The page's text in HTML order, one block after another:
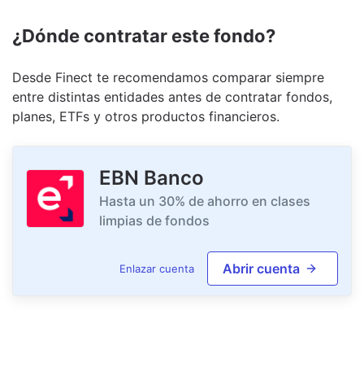
¿Dónde contratar este fondo?
Desde Finect te recomendamos comparar siempre
entre distintas entidades antes de contratar fondos,
planes, ETFs y otros productos financieros.
EBN Banco
Hasta un 30% de ahorro en clases
limpias de fondos
Enlazar cuenta Abrir cuenta